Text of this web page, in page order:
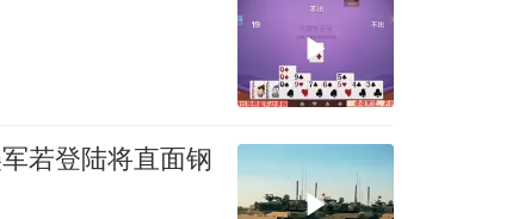
若登陆将直面钢